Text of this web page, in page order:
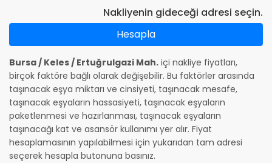
Nakliyenin gideceği adresi seçin.
Hesapla
Bursa / Keles / Ertuğrulgazi Mah. içi nakliye fiyatları,
birçok faktöre bağlı olarak değişebilir. Bu faktörler arasında
taşınacak eşya miktarı ve cinsiyeti, taşınacak mesafe,
taşınacak eşyaların hassasiyeti, taşınacak eşyaların
paketlenmesi ve hazırlanması, taşınacak eşyaların
taşınacağı kat ve asansör kullanımı yer alır. Fiyat
hesaplamasının yapılabilmesi için yukarıdan tam adresi
seçerek hesapla butonuna basınız.